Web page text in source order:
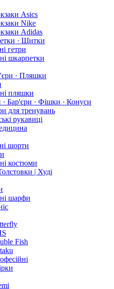
Asics
Nike
Adidas
· Щитки
гетри
шкарпетки
· Пляшки
пляшки
Бар'єри · Фішки · Конуси
для тренувань
рукавиці
шорти
костюми
| Худі
шарфи
Fish